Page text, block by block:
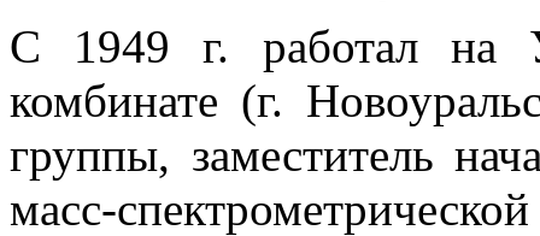
С 1949 г. работал на
комбинате (г.
группы, заместитель
масс-